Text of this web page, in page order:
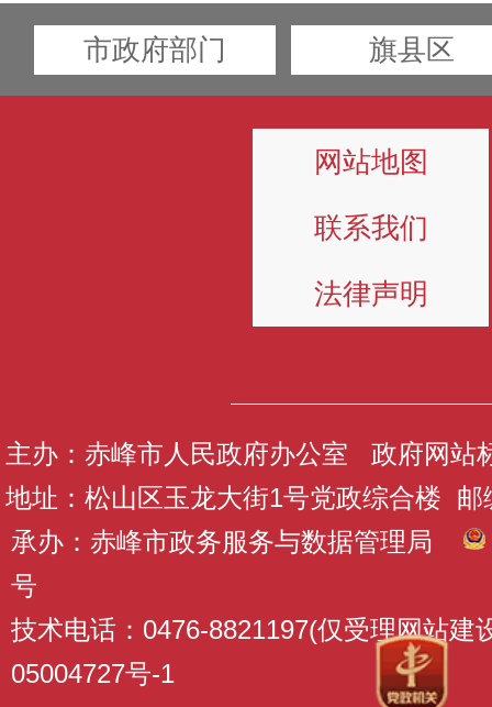
市政府部门 旗县区
网站地图
联系我们
法律声明
主办：赤峰市人民政府办公室 政府网站
地址：松山区玉龙大街1号党政综合楼 邮
承办：赤峰市政务服务与数据管理局
号
技术电话：0476-8821197(仅受理网站建
05004727号-1